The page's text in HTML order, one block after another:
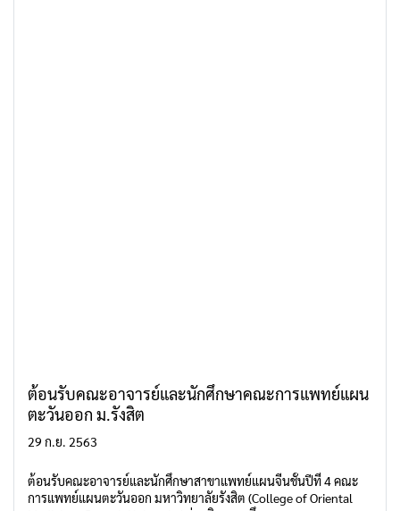
ต้อนรับคณะอาจารย์และนักศึกษาคณะการแพทย์แผน
ตะวันออก ม.รังสิต
29 ก.ย. 2563
ต้อนรับคณะอาจารย์และนักศึกษาสาขาแพทย์แผนจีนชั้นปีที่ 4 คณะ
การแพทย์แผนตะวันออก มหาวิทยาลัยรังสิต (College of Oriental